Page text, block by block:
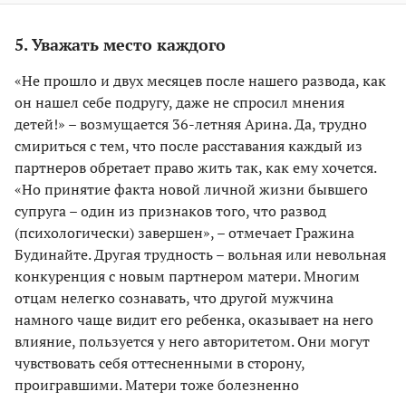
5. Уважать место каждого
«Не прошло и двух месяцев после нашего развода, как
он нашел себе подругу, даже не спросил мнения
детей!» – возмущается 36-летняя Арина. Да, трудно
смириться с тем, что после расставания каждый из
партнеров обретает право жить так, как ему хочется.
«Но принятие факта новой личной жизни бывшего
супруга – один из признаков того, что развод
(психологически) завершен», – отмечает Гражина
Будинайте. Другая трудность – вольная или невольная
конкуренция с новым партнером матери. Многим
отцам нелегко сознавать, что другой мужчина
намного чаще видит его ребенка, оказывает на него
влияние, пользуется у него авторитетом. Они могут
чувствовать себя оттесненными в сторону,
проигравшими. Матери тоже болезненно